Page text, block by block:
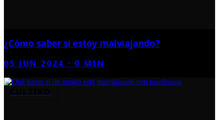
¿Cómo saber si estoy malviajando?
05 JUN 2024 ·0 MIN